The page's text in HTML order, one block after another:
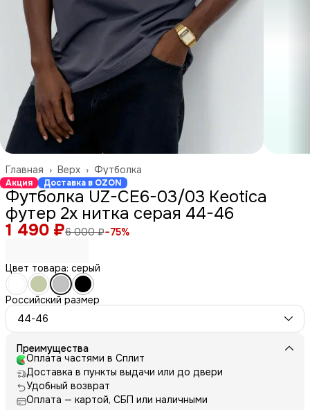
Футболка
Верх ›
Главная ›
Акция Доставка в OZON
Футболка UZ-СЕ6-03/03 Keotica
футер 2х нитка серая 44-46
1 490 ₽6 000 ₽−75%
Цвет товара: серый
Российский размер
44-46
Преимущества
Оплата частями в Сплит
Доставка в пункты выдачи или до двери
Удобный возврат
Оплата — картой, СБП или наличными